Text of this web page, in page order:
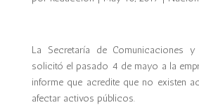
La Secretaría de Comunicaciones y
solicitó el pasado 4 de mayo a la
informe que acredite que no existen
afectar activos públicos.